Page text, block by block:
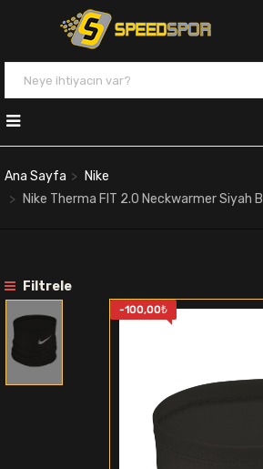
Ana Sayfa
Nike
Nike Therma FIT 2.0 Neckwarmer Siyah
Filtrele
-100,00₺